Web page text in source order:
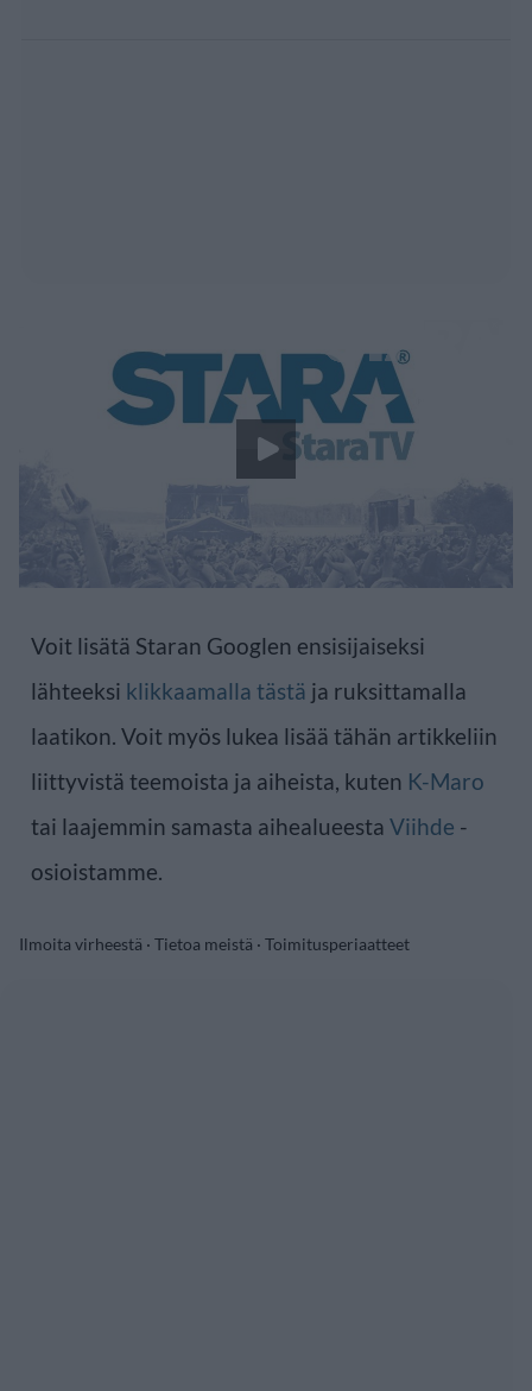
Voit lisätä Staran Googlen ensisijaiseksi
lähteeksi klikkaamalla tästä ja ruksittamalla
laatikon. Voit myös lukea lisää tähän artikkeliin
liittyvistä teemoista ja aiheista, kuten K-Maro
tai laajemmin samasta aihealueesta Viihde -
osioistamme.
Ilmoita virheestä · Tietoa meistä · Toimitusperiaatteet